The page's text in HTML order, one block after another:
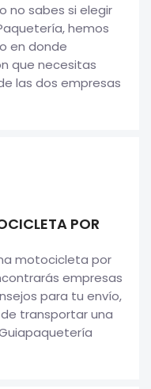
no sabes si elegir
hemos
en donde
que necesitas
las dos empresas
POR
motocicleta por
empresas
para tu envío,
transportar una